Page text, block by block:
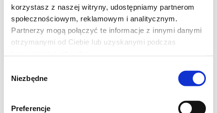
korzystasz z naszej witryny, udostępniamy partnerom
społecznościowym, reklamowym i analitycznym.
Partnerzy mogą połączyć te informacje z innymi danymi
otrzymanymi od Ciebie lub uzyskanymi podczas
zgody
Niezbędne
Preferencje